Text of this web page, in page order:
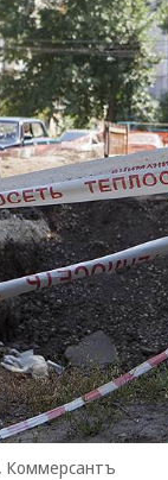
Коммерсантъ